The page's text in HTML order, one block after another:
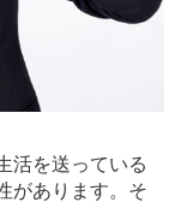
活を送っている
があります。そ